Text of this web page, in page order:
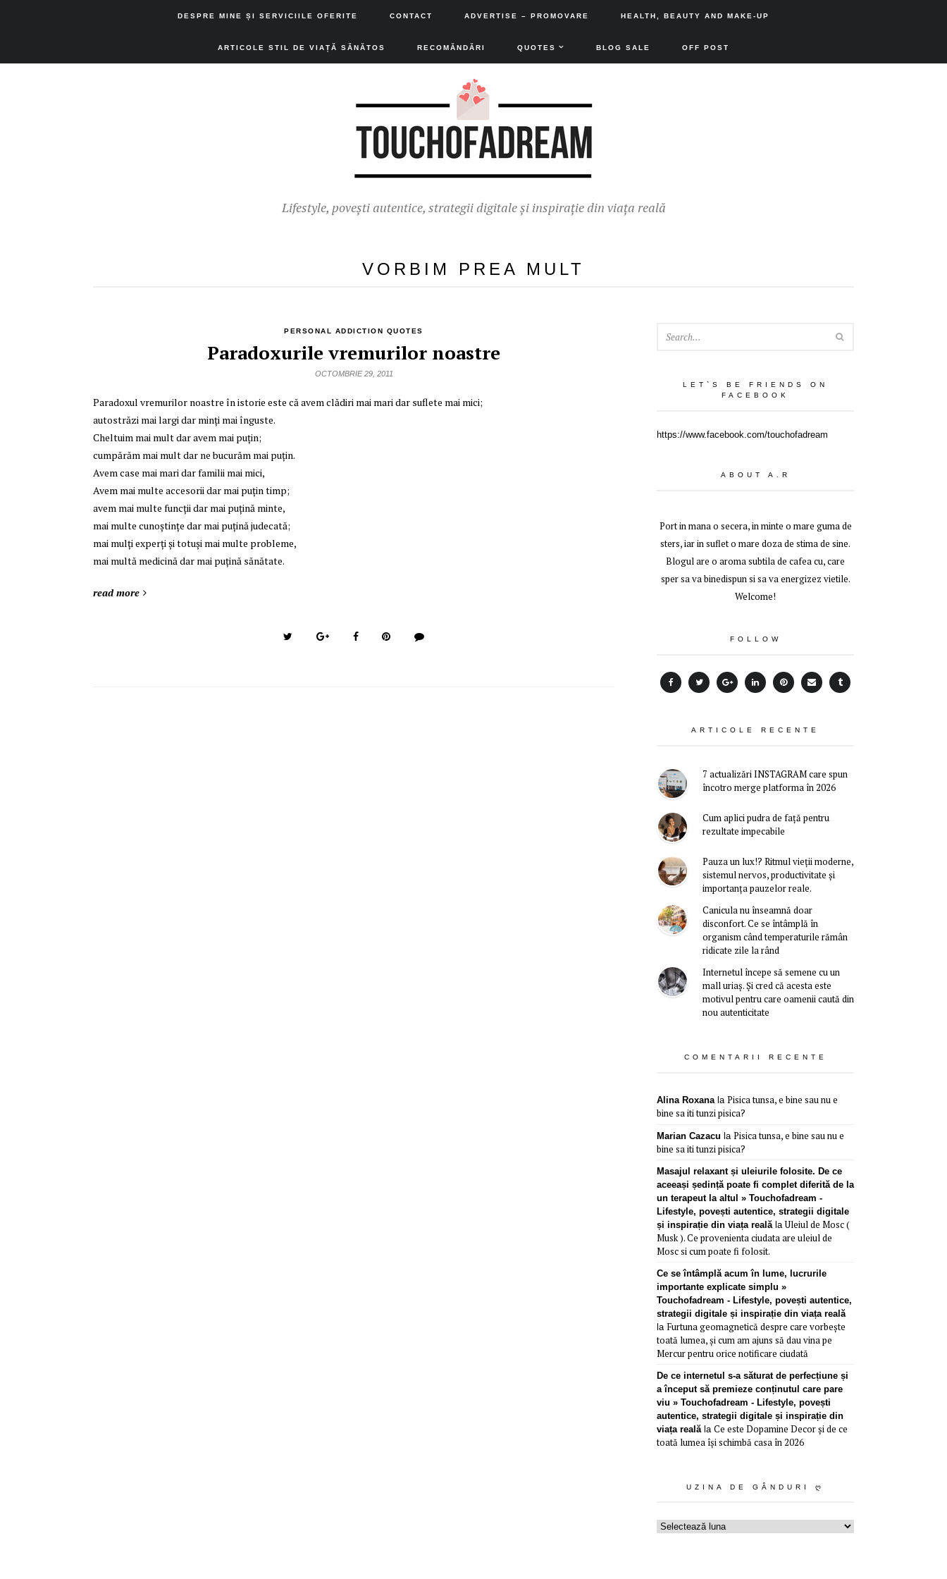
DESPRE MINE ȘI SERVICIILE OFERITE CONTACT ADVERTISE – PROMOVARE HEALTH, BEAUTY AND MAKE-UP
ARTICOLE STIL DE VIAȚĂ SĂNĂTOS RECOMĂNDĂRI QUOTES BLOG SALE OFF POST
Lifestyle, povești autentice, strategii digitale și inspirație din viața reală
VORBIM PREA MULT
PERSONAL ADDICTION QUOTES
Paradoxurile vremurilor noastre
OCTOMBRIE 29, 2011
Paradoxul vremurilor noastre în istorie este că avem clădiri mai mari dar suflete mai mici;
autostrăzi mai largi dar minţi mai înguste.
Cheltuim mai mult dar avem mai puţin;
cumpărăm mai mult dar ne bucurăm mai puţin.
Avem case mai mari dar familii mai mici,
Avem mai multe accesorii dar mai puţin timp;
avem mai multe funcţii dar mai puţină minte,
mai multe cunoştinţe dar mai puţină judecată;
mai mulţi experţi şi totuşi mai multe probleme,
mai multă medicină dar mai puţină sănătate.
read more
LET`S BE FRIENDS ON
FACEBOOK
https://www.facebook.com/touchofadream
ABOUT A.R
Port in mana o secera, in minte o mare guma de
sters, iar in suflet o mare doza de stima de sine.
Blogul are o aroma subtila de cafea cu, care
sper sa va binedispun si sa va energizez vietile.
Welcome!
FOLLOW
ARTICOLE RECENTE
7 actualizări INSTAGRAM care spun
încotro merge platforma în 2026
Cum aplici pudra de față pentru
rezultate impecabile
Pauza un lux!? Ritmul vieții moderne,
sistemul nervos, productivitate și
importanța pauzelor reale.
Canicula nu înseamnă doar
disconfort. Ce se întâmplă în
organism când temperaturile rămân
ridicate zile la rând
Internetul începe să semene cu un
mall uriaș. Și cred că acesta este
motivul pentru care oamenii caută din
nou autenticitate
COMENTARII RECENTE
Alina Roxanala Pisica tunsa, e bine sau nu e
bine sa iti tunzi pisica?
Marian Cazacu la Pisica tunsa, e bine sau nu e
bine sa iti tunzi pisica?
Masajul relaxant și uleiurile folosite. De ce
aceeași ședință poate fi complet diferită de la
un terapeut la altul » Touchofadream -
Lifestyle, povești autentice, strategii digitale
și inspirație din viața reală laUleiul de Mosc (
Musk ). Ce provenienta ciudata are uleiul de
Mosc si cum poate fi folosit.
Ce se întâmplă acum în lume, lucrurile
importante explicate simplu »
Touchofadream - Lifestyle, povești autentice,
strategii digitale și inspirație din viața reală
la Furtuna geomagnetică despre care vorbește
toată lumea, și cum am ajuns să dau vina pe
Mercur pentru orice notificare ciudată
De ce internetul s-a săturat de perfecțiune și
a început să premieze conținutul care pare
viu » Touchofadream - Lifestyle, povești
autentice, strategii digitale și inspirație din
viața reală la Ce este Dopamine Decor și de ce
toată lumea își schimbă casa în 2026
UZINA DE GÂNDURI Ღ
Uzina